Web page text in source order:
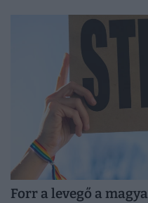
Forr a levegő a